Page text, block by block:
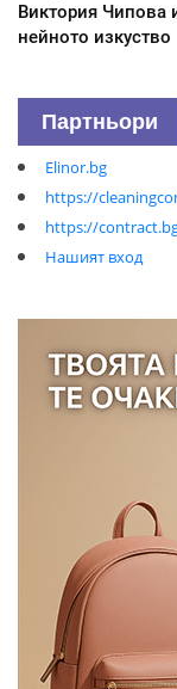
Виктория Чипова
нейното изкуство
Партньори
Elinor.bg
https://
https://
Нашият вход